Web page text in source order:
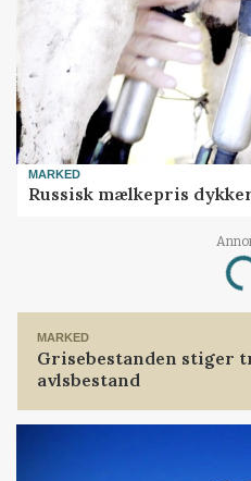
MARKED
Russisk mælkepris
MARKED
Grisebestanden stiger
avlsbestand